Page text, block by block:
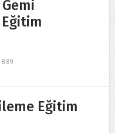
839
Eğitim